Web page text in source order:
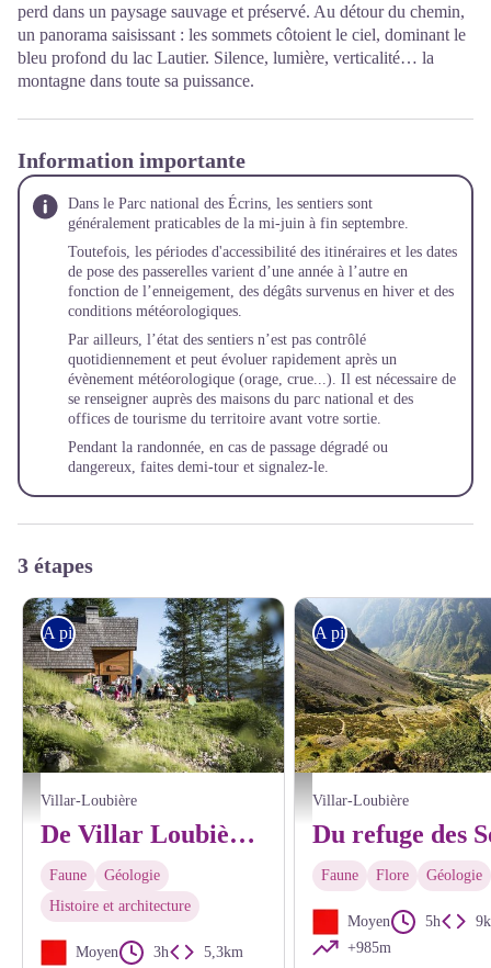
perd dans un paysage sauvage et préservé. Au détour du chemin,
un panorama saisissant : les sommets côtoient le ciel, dominant le
bleu profond du lac Lautier. Silence, lumière, verticalité… la
montagne dans toute sa puissance.
Information importante
Dans le Parc national des Écrins, les sentiers sont
généralement praticables de la mi-juin à fin septembre.
Toutefois, les périodes d'accessibilité des itinéraires et les dates
de pose des passerelles varient d’une année à l’autre en
fonction de l’enneigement, des dégâts survenus en hiver et des
conditions météorologiques.
Par ailleurs, l’état des sentiers n’est pas contrôlé
quotidiennement et peut évoluer rapidement après un
évènement météorologique (orage, crue...). Il est nécessaire de
se renseigner auprès des maisons du parc national et des
offices de tourisme du territoire avant votre sortie.
Pendant la randonnée, en cas de passage dégradé ou
dangereux, faites demi-tour et signalez-le
3 étapes
Refuge des Souffles - © Parc national des Ecrins - Carlos Ayesta
A pied
Villar-Loubière
De Villar Loubière au refuge des Souffles
Faune
Géologie
Histoire et architecture
Moyen 3h
5,3km
Le sentier vers le refuge de l'Olan
A pied
Villar-Loubière
Faune Flore Géologie
Moyen 5h
+985m